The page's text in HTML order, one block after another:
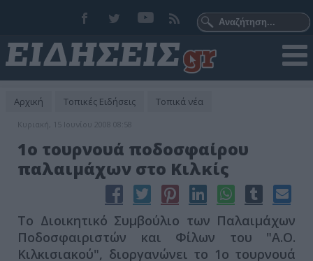
Αρχική Τοπικές Ειδήσεις Τοπικά νέα
Κυριακή, 15 Ιουνίου 2008 08:58
1ο τουρνουά ποδοσφαίρου
παλαιμάχων στο Κιλκίς
Το Διοικητικό Συμβούλιο των Παλαιμάχων
Ποδοσφαιριστών και Φίλων του "Α.Ο.
Κιλκισιακού", διοργανώνει το 1ο τουρνουά